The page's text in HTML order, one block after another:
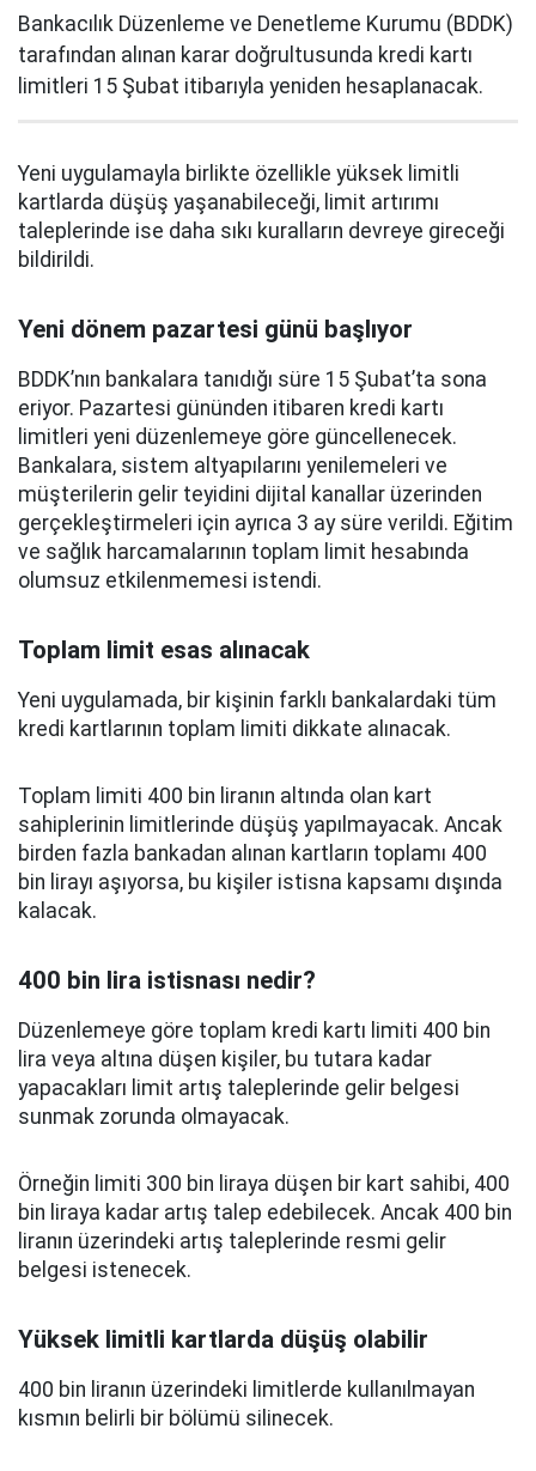
Bankacılık Düzenleme ve Denetleme Kurumu (BDDK)
tarafından alınan karar doğrultusunda kredi kartı
limitleri 15 Şubat itibarıyla yeniden hesaplanacak.
Yeni uygulamayla birlikte özellikle yüksek limitli
kartlarda düşüş yaşanabileceği, limit artırımı
taleplerinde ise daha sıkı kuralların devreye gireceği
bildirildi.
Yeni dönem pazartesi günü başlıyor
BDDK’nın bankalara tanıdığı süre 15 Şubat’ta sona
eriyor. Pazartesi gününden itibaren kredi kartı
limitleri yeni düzenlemeye göre güncellenecek.
Bankalara, sistem altyapılarını yenilemeleri ve
müşterilerin gelir teyidini dijital kanallar üzerinden
gerçekleştirmeleri için ayrıca 3 ay süre verildi. Eğitim
ve sağlık harcamalarının toplam limit hesabında
olumsuz etkilenmemesi istendi.
Toplam limit esas alınacak
Yeni uygulamada, bir kişinin farklı bankalardaki tüm
kredi kartlarının toplam limiti dikkate alınacak.
Toplam limiti 400 bin liranın altında olan kart
sahiplerinin limitlerinde düşüş yapılmayacak. Ancak
birden fazla bankadan alınan kartların toplamı 400
bin lirayı aşıyorsa, bu kişiler istisna kapsamı dışında
kalacak.
400 bin lira istisnası nedir?
Düzenlemeye göre toplam kredi kartı limiti 400 bin
lira veya altına düşen kişiler, bu tutara kadar
yapacakları limit artış taleplerinde gelir belgesi
sunmak zorunda olmayacak.
Örneğin limiti 300 bin liraya düşen bir kart sahibi, 400
bin liraya kadar artış talep edebilecek. Ancak 400 bin
liranın üzerindeki artış taleplerinde resmi gelir
belgesi istenecek.
Yüksek limitli kartlarda düşüş olabilir
400 bin liranın üzerindeki limitlerde kullanılmayan
kısmın belirli bir bölümü silinecek.